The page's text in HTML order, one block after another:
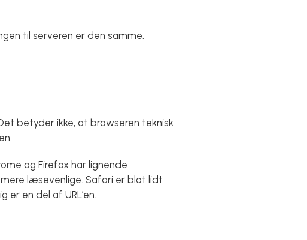
til serveren er den samme.
betyder ikke, at browseren teknisk
og Firefox har lignende
mere læsevenlige. Safari er blot lidt
en del af URL’en.